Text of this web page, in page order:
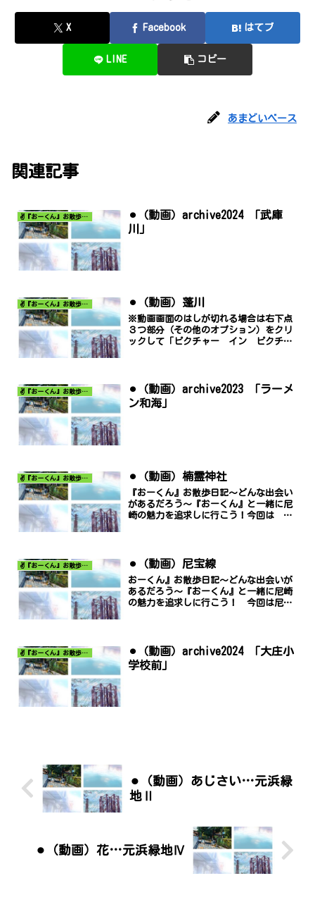
X Facebook はてブ
LINE コピー
あまどいベース
関連記事
✌️『おーくん』お散歩日記〜どんな出会いがあるだろう〜
⚫︎（動画）archive2024 「武庫
川」
✌️『おーくん』お散歩日記〜どんな出会いがあるだろう〜 ⚫︎（動画）蓬川
※動画画面のはしが切れる場合は右下点
３つ部分（その他のオプション）をクリ
ックして「ピクチャー イン ピクチャ
✌️『おーくん』お散歩日記〜どんな出会いがあるだろう〜
⚫︎（動画）archive2023 「ラーメ
ン和海」
✌️『おーくん』お散歩日記〜どんな出会いがあるだろう〜 ⚫︎（動画）楠霊神社
『おーくん』お散歩日記〜どんな出会い
があるだろう〜『おーくん』と一緒に尼
崎の魅力を追求しに行こう！今回は 楠
イン ピクチャー」でご覧...
✌️『おーくん』お散歩日記〜どんな出会いがあるだろう〜 ⚫︎（動画）尼宝線
おーくん』お散歩日記〜どんな出会いが
あるだろう〜『おーくん』と一緒に尼崎
の魅力を追求しに行こう！ 今回は尼宝
ョン）をクリックして「ピクチャー...
✌️『おーくん』お散歩日記〜どんな出会いがあるだろう〜
⚫︎（動画）archive2024 「大庄小
学校前」
⚫︎（動画）あじさい…元浜緑
地Ⅱ
⚫︎（動画）花…元浜緑地Ⅳ